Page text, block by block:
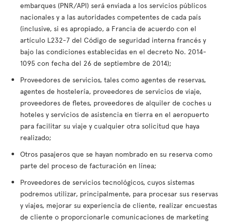
embarques (PNR/API) será enviada a los servicios públicos
nacionales y a las autoridades competentes de cada país
(inclusive, si es apropiado, a Francia de acuerdo con el
artículo L232-7 del Código de seguridad interna francés y
bajo las condiciones establecidas en el decreto No. 2014-
1095 con fecha del 26 de septiembre de 2014);
Proveedores de servicios, tales como agentes de reservas,
agentes de hostelería, proveedores de servicios de viaje,
proveedores de fletes, proveedores de alquiler de coches u
hoteles y servicios de asistencia en tierra en el aeropuerto
para facilitar su viaje y cualquier otra solicitud que haya
realizado;
Otros pasajeros que se hayan nombrado en su reserva como
parte del proceso de facturación en línea;
Proveedores de servicios tecnológicos, cuyos sistemas
podremos utilizar, principalmente, para procesar sus reservas
y viajes, mejorar su experiencia de cliente, realizar encuestas
de cliente o proporcionarle comunicaciones de marketing